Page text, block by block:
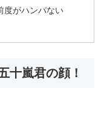
度がハンパない
十嵐君の顔！